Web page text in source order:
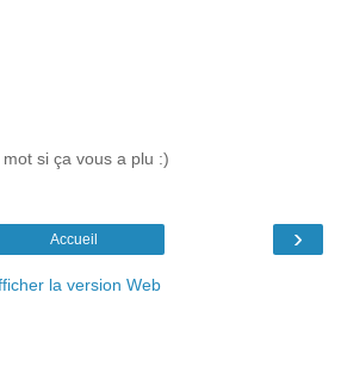
si ça vous a plu :)
›
Accueil
la version Web